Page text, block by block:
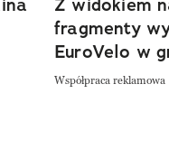
Z widokiem
fragmenty
EuroVelo w
Współpraca reklamowa